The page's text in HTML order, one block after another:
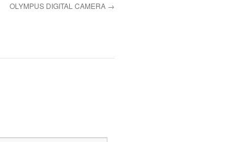
OLYMPUS DIGITAL CAMERA